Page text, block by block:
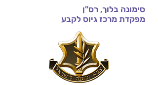
סימונה בלוך, רס"ן
מפקדת מרכז גיוס לקבע